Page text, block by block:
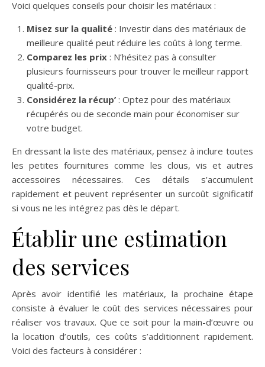
Voici quelques conseils pour choisir les matériaux :
Misez sur la qualité : Investir dans des matériaux de
meilleure qualité peut réduire les coûts à long terme.
Comparez les prix : N’hésitez pas à consulter
plusieurs fournisseurs pour trouver le meilleur rapport
qualité-prix.
Considérez la récup’ : Optez pour des matériaux
récupérés ou de seconde main pour économiser sur
votre budget.
En dressant la liste des matériaux, pensez à inclure toutes
les petites fournitures comme les clous, vis et autres
accessoires nécessaires. Ces détails s’accumulent
rapidement et peuvent représenter un surcoût significatif
si vous ne les intégrez pas dès le départ.
Établir une estimation
des services
Après avoir identifié les matériaux, la prochaine étape
consiste à évaluer le coût des services nécessaires pour
réaliser vos travaux. Que ce soit pour la main-d’œuvre ou
la location d’outils, ces coûts s’additionnent rapidement.
Voici des facteurs à considérer :